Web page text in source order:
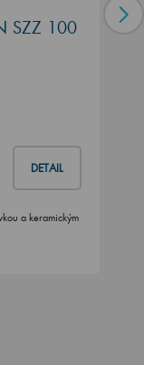
SZZ 100
DETAIL
a keramickým